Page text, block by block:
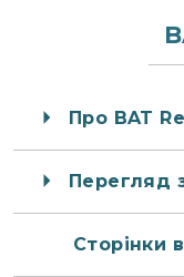
Про BAT
Перегляд
Сторінки в